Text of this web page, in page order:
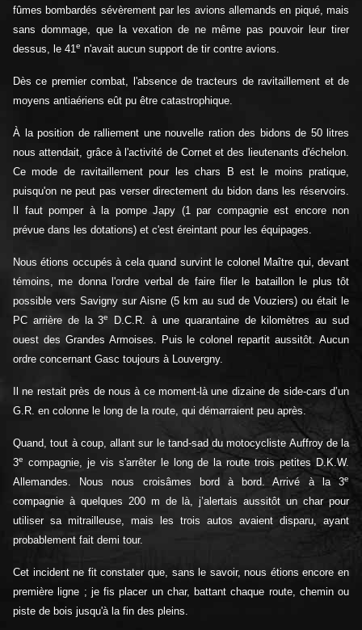
fûmes bombardés sévèrement par les avions allemands en piqué, mais
sans dommage, que la vexation de ne même pas pouvoir leur tirer
dessus, le 41e n'avait aucun support de tir contre avions.
Dès ce premier combat, l'absence de tracteurs de ravitaillement et de
moyens antiaériens eût pu être catastrophique.
À la position de ralliement une nouvelle ration des bidons de 50 litres
nous attendait, grâce à l'activité de Cornet et des lieutenants d'échelon.
Ce mode de ravitaillement pour les chars B est le moins pratique,
puisqu'on ne peut pas verser directement du bidon dans les réservoirs.
Il faut pomper à la pompe Japy (1 par compagnie est encore non
prévue dans les dotations) et c'est éreintant pour les équipages.
Nous étions occupés à cela quand survint le colonel Maître qui, devant
témoins, me donna l'ordre verbal de faire filer le bataillon le plus tôt
possible vers Savigny sur Aisne (5 km au sud de Vouziers) ou était le
PC arrière de la 3e
D.C.R. à une quarantaine de kilomètres au sud
ouest des Grandes Armoises. Puis le colonel repartit aussitôt. Aucun
ordre concernant Gasc toujours à Louvergny.
Il ne restait près de nous à ce moment-là une dizaine de side-cars d’un
G.R. en colonne le long de la route, qui démarraient peu après.
Quand, tout à coup, allant sur le tand-sad du motocycliste Auffroy de la
3e
compagnie, je vis s'arrêter le long de la route trois petites D.K.W.
Allemandes. Nous nous croisâmes bord à bord. Arrivé à la 3e
compagnie à quelques 200 m de là, j’alertais aussitôt un char pour
utiliser sa mitrailleuse, mais les trois autos avaient disparu, ayant
probablement fait demi tour.
Cet incident ne fit constater que, sans le savoir, nous étions encore en
première ligne ; je fis placer un char, battant chaque route, chemin ou
piste de bois jusqu'à la fin des pleins.